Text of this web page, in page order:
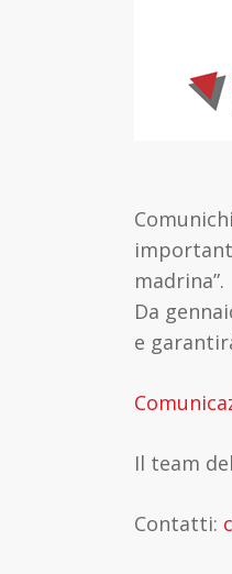
madrina”.
Da
e
Il team
Contatti: